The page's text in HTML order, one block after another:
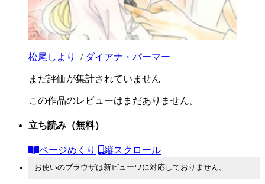
松尾しより / ダイアナ・パーマー
まだ評価が集計されていません
この作品のレビューはまだありません。
立ち読み （無料）
ページめくり 縦スクロール
お使いのブラウザは新ビューワに対応しておりません。